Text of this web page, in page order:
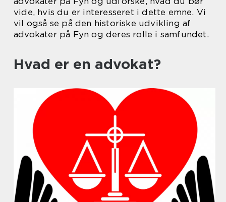
vide, hvis du er interesseret i dette emne. Vi
vil også se på den historiske udvikling af
advokater på Fyn og deres rolle i samfundet.
Hvad er en advokat?